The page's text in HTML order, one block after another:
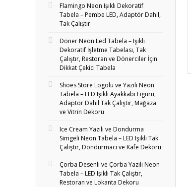
Flamingo Neon Işıklı Dekoratif
Tabela – Pembe LED, Adaptör Dahil,
Tak Çalıştır
Döner Neon Led Tabela – Işıklı
Dekoratif İşletme Tabelası, Tak
Çalıştır, Restoran ve Dönerciler İçin
Dikkat Çekici Tabela
Shoes Store Logolu ve Yazılı Neon
Tabela – LED Işıklı Ayakkabı Figürü,
Adaptör Dahil Tak Çalıştır, Mağaza
ve Vitrin Dekoru
Ice Cream Yazılı ve Dondurma
Simgeli Neon Tabela – LED Işıklı Tak
Çalıştır, Dondurmacı ve Kafe Dekoru
Çorba Desenli ve Çorba Yazılı Neon
Tabela – LED Işıklı Tak Çalıştır,
Restoran ve Lokanta Dekoru